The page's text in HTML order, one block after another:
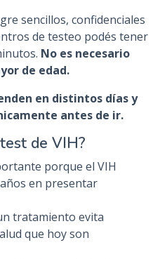
sencillos, confidenciales
de testeo podés tener
No es necesario
de edad.
en distintos días y
antes de ir.
de VIH?
porque el VIH
en presentar
tratamiento evita
que hoy son